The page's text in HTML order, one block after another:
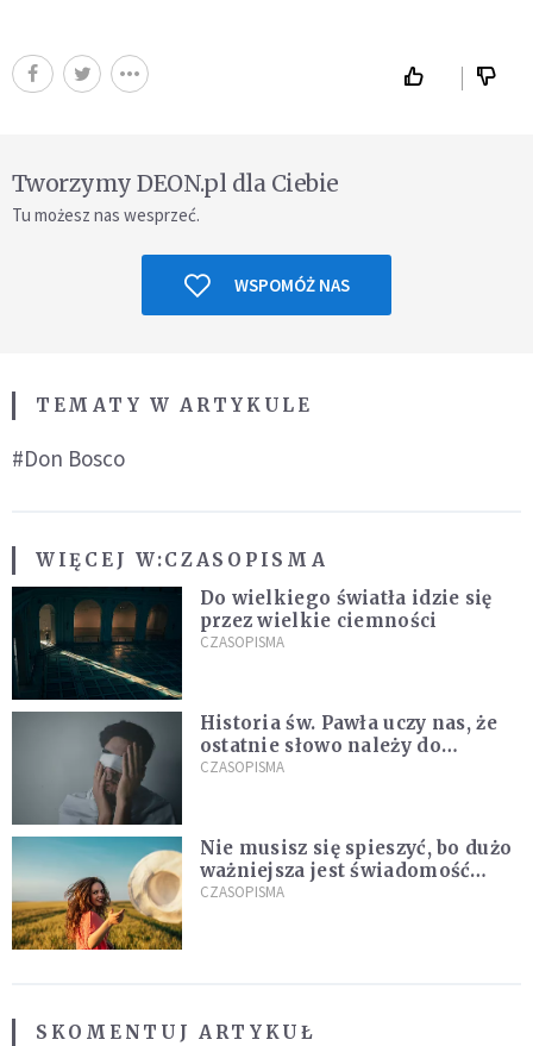
Tworzymy DEON.pl dla Ciebie
Tu możesz nas wesprzeć.
WSPOMÓŻ NAS
TEMATY W ARTYKULE
#Don Bosco
WIĘCEJ W:CZASOPISMA
Do wielkiego światła idzie się
przez wielkie ciemności
CZASOPISMA
Historia św. Pawła uczy nas, że
ostatnie słowo należy do
światła, a nie do ciemności
CZASOPISMA
Nie musisz się spieszyć, bo dużo
ważniejsza jest świadomość
kierunku
CZASOPISMA
SKOMENTUJ ARTYKUŁ